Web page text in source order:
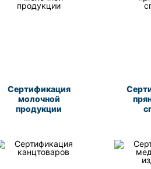
Сертификация
молочной
продукции